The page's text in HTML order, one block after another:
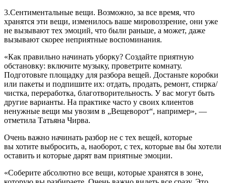
3.Сентиментальные вещи. Возможно, за все время, что
хранятся эти вещи, изменилось ваше мировоззрение, они уже
не вызывают тех эмоций, что были раньше, а может, даже
вызывают скорее неприятные воспоминания.
«Как правильно начинать уборку? Создайте приятную
обстановку: включите музыку, проветрите комнату.
Подготовьте площадку для разбора вещей. Достаньте коробки
или пакеты и подпишите их: отдать, продать, ремонт, стирка/
чистка, переработка, благотворительность. У вас могут быть
другие варианты. На практике часто у своих клиентов
ненужные вещи мы увозим в „Вещеворот“, например», —
отметила Татьяна Чирва.
Очень важно начинать разбор не с тех вещей, которые
вы хотите выбросить, а, наоборот, с тех, которые вы бы хотели
оставить и которые дарят вам приятные эмоции.
«Соберите абсолютно все вещи, которые хранятся в зоне,